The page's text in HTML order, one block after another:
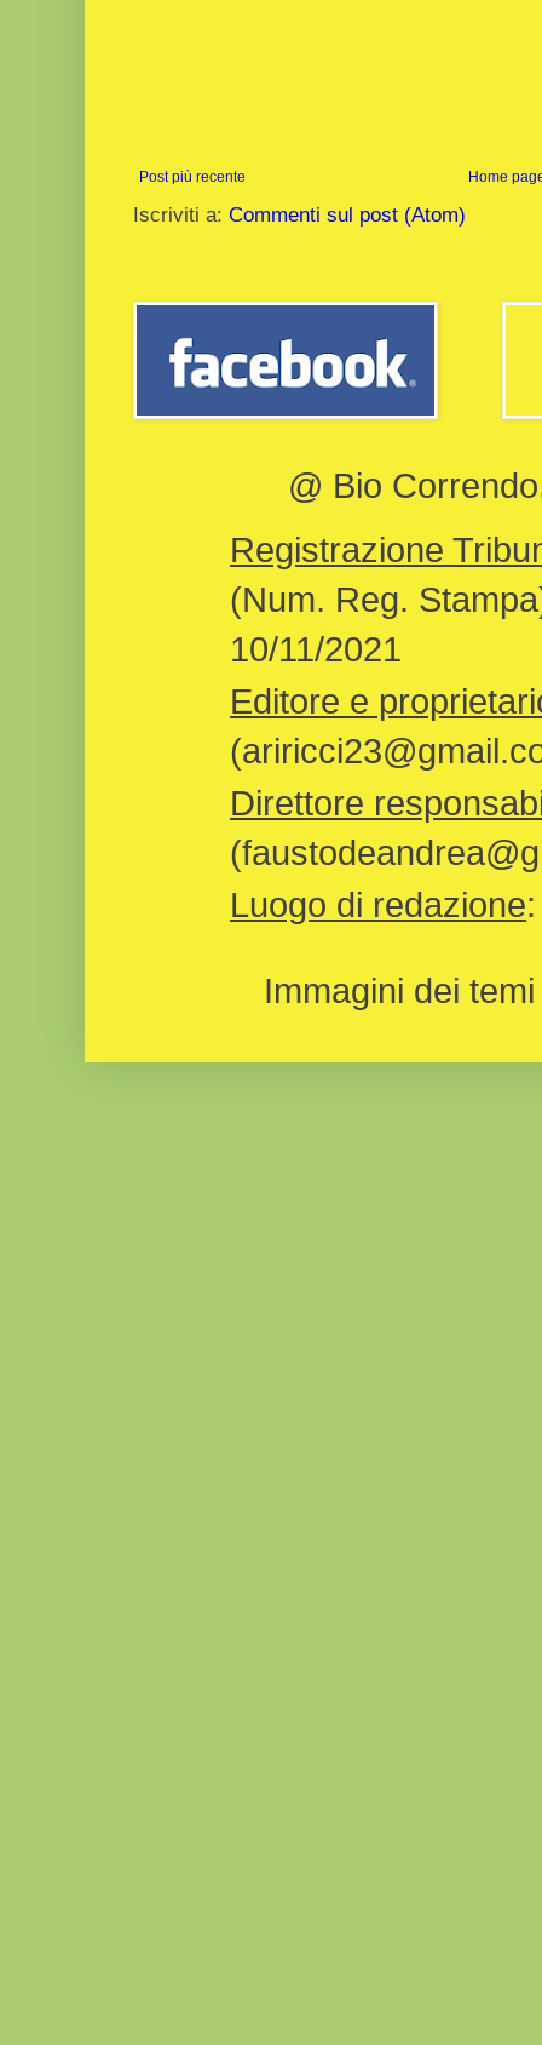
Post più recente Home
Iscriviti a: Commenti sul post (Atom)
@ Bio
Registrazione
(Num. Reg.
10/11/2021
Editore e
Direttore
Luogo di redazione
Immagini dei